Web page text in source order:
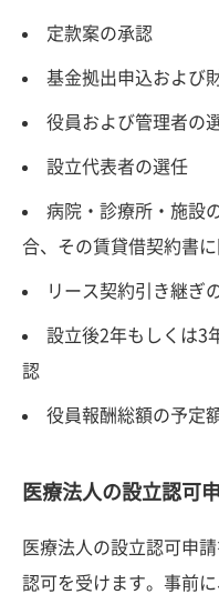
定款案の承認
基金拠出申込および
役員および管理者の
設立代表者の選任
病院・診療所・施設
合、その賃貸借契約書
リース契約引き継ぎ
設立後2年もしくは3
認
役員報酬総額の予定
医療法人の設立認可
医療法人の設立認可申
認可を受けます。事前